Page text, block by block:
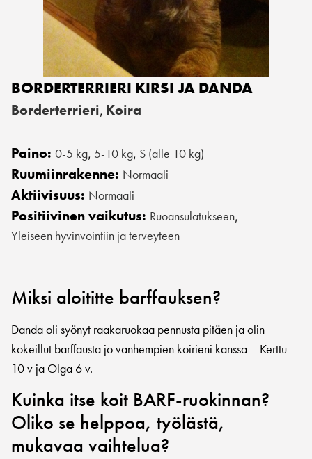
BORDERTERRIERI KIRSI JA DANDA
Borderterrieri, Koira
Paino: 0-5 kg, 5-10 kg, S (alle 10 kg)
Ruumiinrakenne: Normaali
Aktiivisuus: Normaali
Positiivinen vaikutus: Ruoansulatukseen,
Yleiseen hyvinvointiin ja terveyteen
Miksi aloititte barffauksen?
Danda oli syönyt raakaruokaa pennusta pitäen ja olin
kokeillut barffausta jo vanhempien koirieni kanssa – Kerttu
10 v ja Olga 6 v.
Kuinka itse koit BARF-ruokinnan?
Oliko se helppoa, työlästä,
mukavaa vaihtelua?